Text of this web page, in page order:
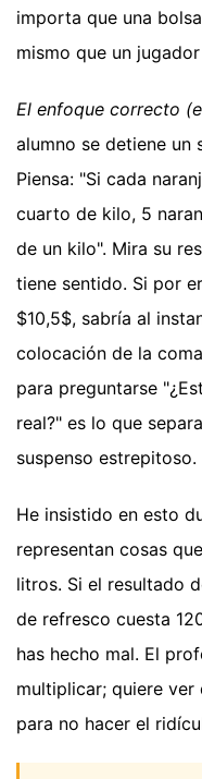
importa que una
mismo que un
El enfoque correcto
alumno se detiene un
Piensa: "Si cada
cuarto de kilo, 5
de un kilo". Mira su
tiene sentido. Si por
$10,5$, sabría al
colocación de la
para preguntarse
real?" es lo que
suspenso estrepitoso.
He insistido en esto
representan cosas
litros. Si el resultado
de refresco cuesta
has hecho mal. El
multiplicar; quiere ver
para no hacer el